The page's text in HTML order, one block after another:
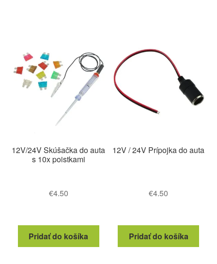
si
môžete
vybrať
12V/24V Skúšačka do auta
s 10x poistkami
€4.50
Pridať do košíka
12V / 24V Prípojka do auta
€4.50
Pridať do košíka